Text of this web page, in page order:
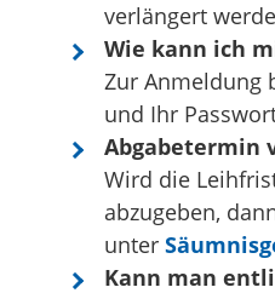
verlängert
Wie kann ich
Zur Anmel­dung
und Ihr
Abgabetermin
Wird die
abzugeben,
unter
Kann man